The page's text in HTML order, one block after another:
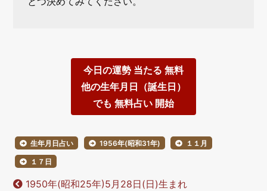
今日の運勢 当たる 無料
他の生年月日（誕生日）
でも 無料占い 開始
生年月日占い 1956年(昭和31年) １１月
１７日
1950年(昭和25年)5月28日(日)生まれ